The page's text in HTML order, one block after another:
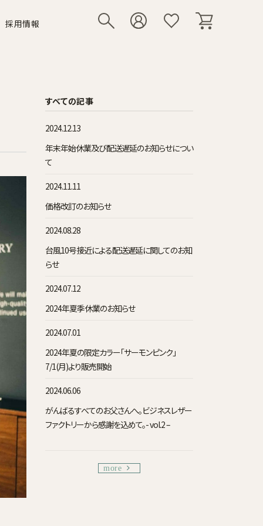
採用情報
すべての記事
2024.12.13
年末年始休業及び配送遅延のお知らせについ
て
2024.11.11
価格改訂のお知らせ
2024.08.28
台風10号接近による配送遅延に関してのお知
らせ
2024.07.12
2024年夏季休業のお知らせ
2024.07.01
2024年夏の限定カラー「サーモンピンク」
7/1(月)より販売開始
2024.06.06
がんばるすべてのお父さんへ。ビジネスレザー
ファクトリーから感謝を込めて。- vol.2 –
more